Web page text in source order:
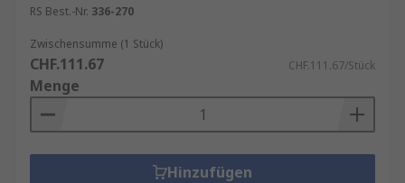
zuverlässige und leistungsstarke
von 3 W bis 60 W / 90 W.
Getriebeanwendung
in verschiedenen Anwendungen eingesetzt. Dazu
RS Best.-Nr. 336-270
Zwischensumme (1 Stück)
CHF.111.67 CHF.111.67/Stück
Menge
Hinzufügen